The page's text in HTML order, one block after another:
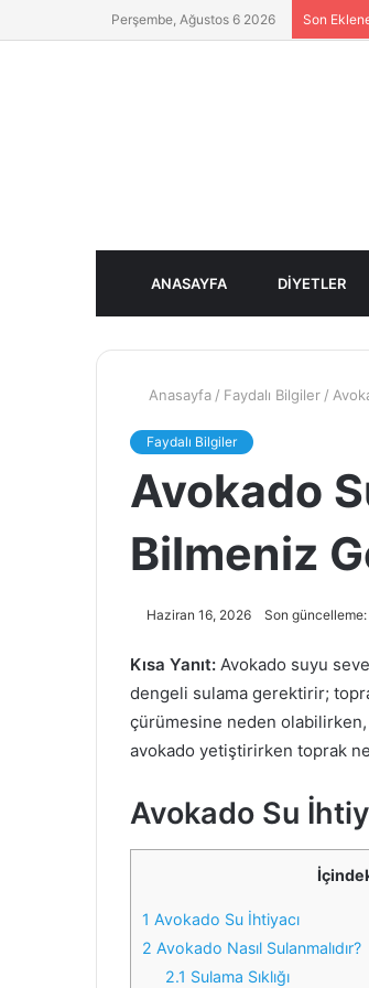
Perşembe, Ağustos 6 2026 Son
ANASAYFA DIYETLER
Anasayfa / Faydalı Bilgiler /
Faydalı Bilgiler
Avokado
Bilmeniz
Haziran 16, 2026 Son
Kısa Yanıt: Avokado suyu
dengeli sulama gerektirir;
çürümesine neden
avokado yetiştirirken toprak
Avokado Su
1 Avokado Su İhtiyacı
2 Avokado Nasıl Sulanmalıdır?
2.1 Sulama Sıklığı